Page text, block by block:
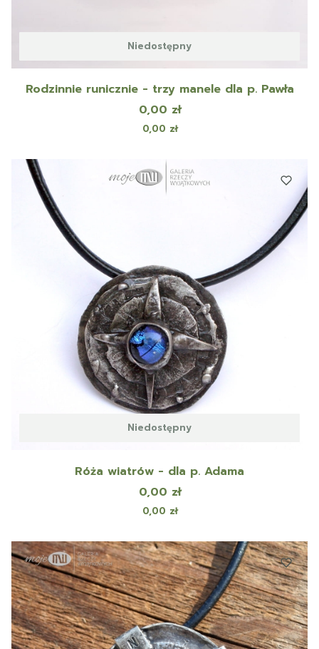
Niedostępny
Rodzinnie runicznie - trzy manele dla p. Pawła
Cena
0,00 zł
Cena
0,00 zł
Niedostępny
Róża wiatrów - dla p. Adama
Cena
0,00 zł
Cena
0,00 zł